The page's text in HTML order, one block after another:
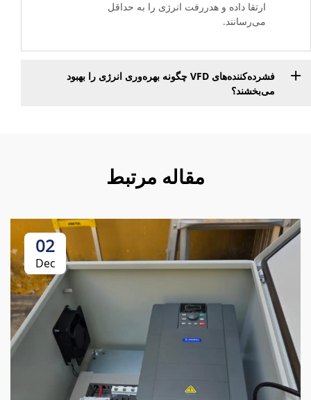
ارتقا داده و هدررفت انرژی را به حداقل
می‌رسانند.
فشرده‌کننده‌های VFD چگونه بهره‌وری انرژی را بهبود
می‌بخشند؟
مقاله مرتبط
02
Dec